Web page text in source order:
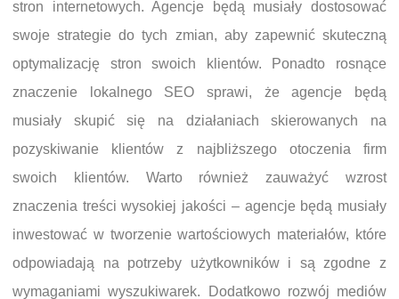
stron internetowych. Agencje będą musiały dostosować
swoje strategie do tych zmian, aby zapewnić skuteczną
optymalizację stron swoich klientów. Ponadto rosnące
znaczenie lokalnego SEO sprawi, że agencje będą
musiały skupić się na działaniach skierowanych na
pozyskiwanie klientów z najbliższego otoczenia firm
swoich klientów. Warto również zauważyć wzrost
znaczenia treści wysokiej jakości – agencje będą musiały
inwestować w tworzenie wartościowych materiałów, które
odpowiadają na potrzeby użytkowników i są zgodne z
wymaganiami wyszukiwarek. Dodatkowo rozwój mediów